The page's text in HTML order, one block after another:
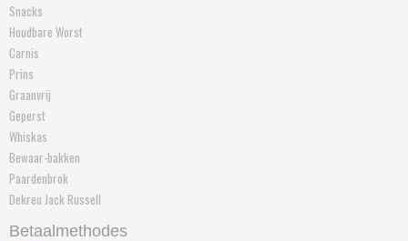
Snacks
Houdbare Worst
Carnis
Prins
Graanvrij
Geperst
Whiskas
Bewaar-bakken
Paardenbrok
Dekreu Jack Russell
Betaalmethodes